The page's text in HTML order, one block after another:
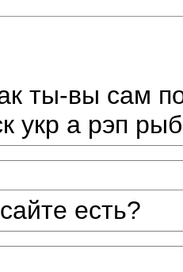
ты-вы сам
укр а рэп
есть?